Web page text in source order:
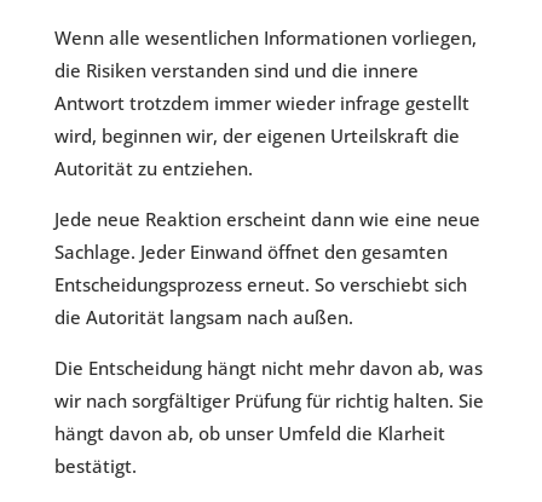
Wenn alle wesentlichen Informationen vorliegen,
die Risiken verstanden sind und die innere
Antwort trotzdem immer wieder infrage gestellt
wird, beginnen wir, der eigenen Urteilskraft die
Autorität zu entziehen.
Jede neue Reaktion erscheint dann wie eine neue
Sachlage. Jeder Einwand öffnet den gesamten
Entscheidungsprozess erneut. So verschiebt sich
die Autorität langsam nach außen.
Die Entscheidung hängt nicht mehr davon ab, was
wir nach sorgfältiger Prüfung für richtig halten. Sie
hängt davon ab, ob unser Umfeld die Klarheit
bestätigt.